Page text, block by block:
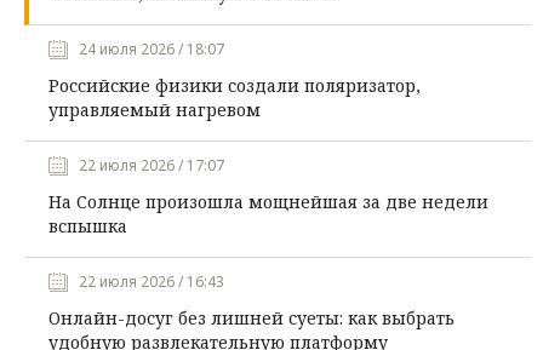
24 июля 2026 / 18:07
Российские физики создали поляризатор,
управляемый нагревом
22 июля 2026 / 17:07
На Солнце произошла мощнейшая за две недели
вспышка
22 июля 2026 / 16:43
Онлайн-досуг без лишней суеты: как выбрать
удобную развлекательную платформу